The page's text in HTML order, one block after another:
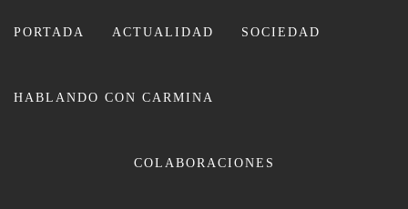
PORTADA ACTUALIDAD SOCIEDAD
HABLANDO CON CARMINA
COLABORACIONES